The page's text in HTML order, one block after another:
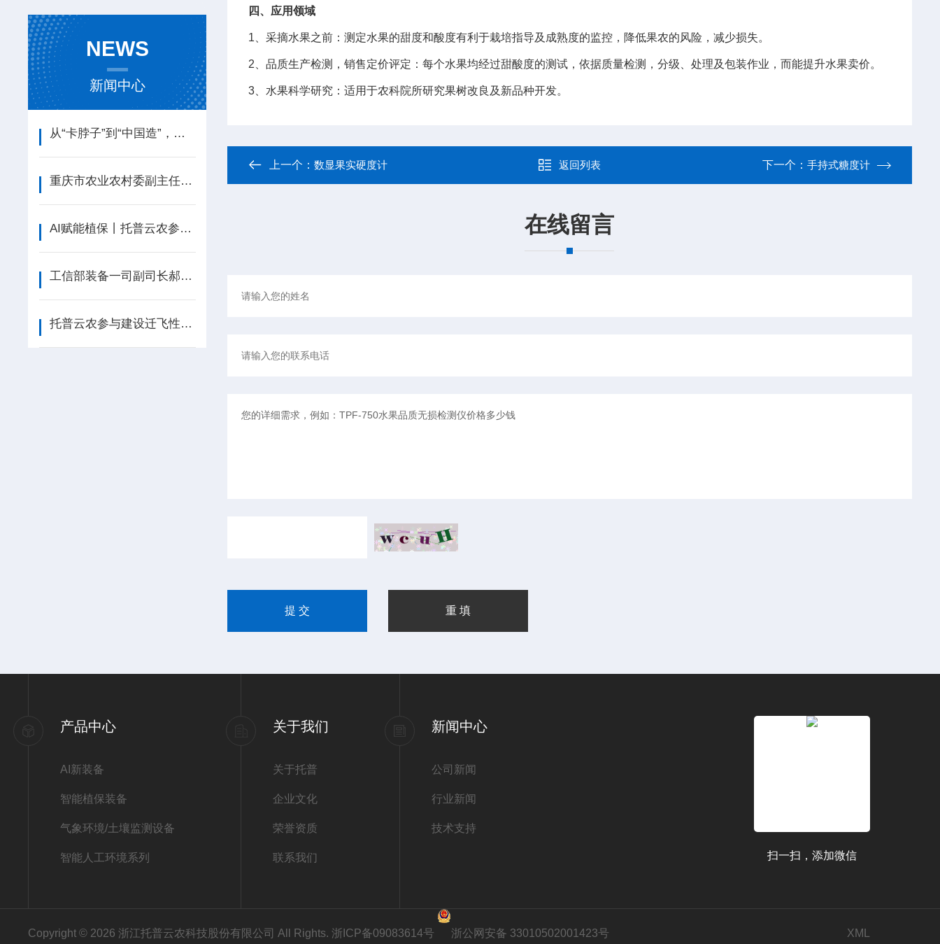
NEWS
新闻中心
从“卡脖子”到“中国造”，托普云农高端光合作用测定仪的国产化突围
重庆市农业农村委副主任周松一行莅临托普云农调研
AI赋能植保丨托普云农参加全国农作物病虫害绿色防控培训班
工信部装备一司副司长郝立顺莅临托普云农调研指导
托普云农参与建设迁飞性害虫空地一体化监测阻截防控网络
四、应用领域
1、采摘水果之前：测定水果的甜度和酸度有利于栽培指导及成熟度的监控，降低果农的风险，减少损失。
2、品质生产检测，销售定价评定：每个水果均经过甜酸度的测试，依据质量检测，分级、处理及包装作业，而能提升水果卖价。
3、水果科学研究：适用于农科院所研究果树改良及新品种开发。
上一个：数显果实硬度计 返回列表 下一个： 手持式糖度计
在线留言
产品中心
AI新装备
智能植保装备
气象环境/土壤监测设备
智能人工环境系列
关于我们
关于托普
企业文化
荣誉资质
联系我们
新闻中心
公司新闻
行业新闻
技术支持
扫一扫，添加微信
Copyright © 2026 浙江托普云农科技股份有限公司 All Rights.浙ICP备09083614号 浙公网安备 33010502001423号 XML